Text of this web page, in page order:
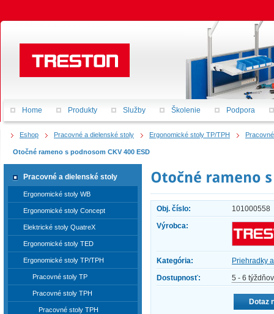
Eshop Pracovné a dielenské stoly Ergonomické stoly TP/TPH
Otočné rameno s podnosom CKV 400 ESD
Obj. číslo:
101000558
Výrobca:
Kategória:
Priehradky
Dostupnosť:
5 - 6 týždňov
Dotaz
Pracovné a dielenské stoly
Ergonomické stoly WB
Ergonomické stoly Concept
Elektrické stoly QuatreX
Ergonomické stoly TED
Ergonomické stoly TP/TPH
Pracovné stoly TP
Pracovné stoly TPH
Pracovné stoly TPH
Home Produkty Služby Školenie Podpora